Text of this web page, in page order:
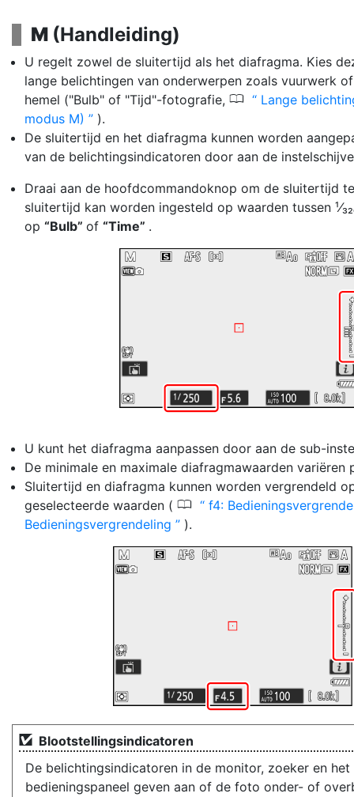
M (Handleiding)
U regelt zowel de sluitertijd als het diafragma. Kies
lange belichtingen van onderwerpen zoals vuurwerk
hemel ("Bulb" of "Tijd"-fotografie, 0
Lange
modus M)
).
De sluitertijd en het diafragma kunnen worden
van de belichtingsindicatoren door aan de
Draai aan de hoofdcommandoknop om de sluitertijd
sluitertijd kan worden ingesteld op waarden tussen
op “Bulb” of “Time” .
U kunt het diafragma aanpassen door aan de sub-
De minimale en maximale diafragmawaarden variëren
Sluitertijd en diafragma kunnen worden vergrendeld
geselecteerde waarden ( 0
f4:
Bedieningsvergrendeling
).
Blootstellingsindicatoren
De belichtingsindicatoren in de monitor, zoeker en het
bedieningspaneel geven aan of de foto onder- of